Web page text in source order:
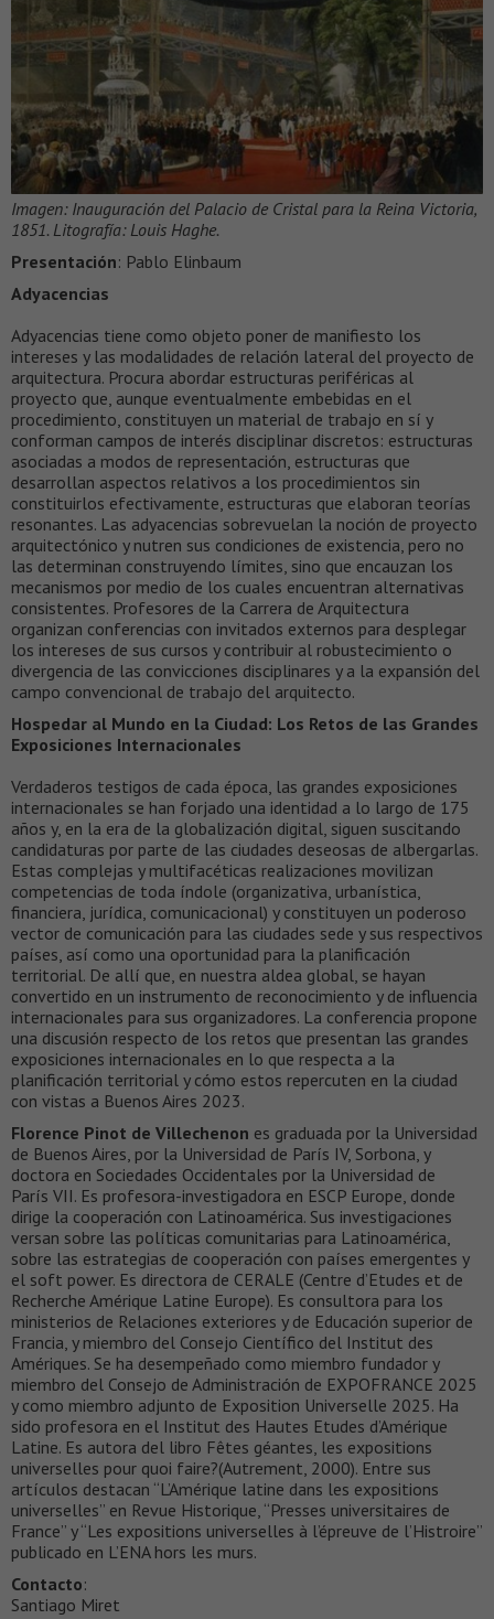
Imagen: Inauguración del Palacio de Cristal para la Reina Victoria,
1851. Litografía: Louis Haghe.
Presentación: Pablo Elinbaum
Adyacencias
Adyacencias tiene como objeto poner de manifiesto los
intereses y las modalidades de relación lateral del proyecto de
arquitectura. Procura abordar estructuras periféricas al
proyecto que, aunque eventualmente embebidas en el
procedimiento, constituyen un material de trabajo en sí y
conforman campos de interés disciplinar discretos: estructuras
asociadas a modos de representación, estructuras que
desarrollan aspectos relativos a los procedimientos sin
constituirlos efectivamente, estructuras que elaboran teorías
resonantes. Las adyacencias sobrevuelan la noción de proyecto
arquitectónico y nutren sus condiciones de existencia, pero no
las determinan construyendo límites, sino que encauzan los
mecanismos por medio de los cuales encuentran alternativas
consistentes. Profesores de la Carrera de Arquitectura
organizan conferencias con invitados externos para desplegar
los intereses de sus cursos y contribuir al robustecimiento o
divergencia de las convicciones disciplinares y a la expansión del
campo convencional de trabajo del arquitecto.
Hospedar al Mundo en la Ciudad: Los Retos de las Grandes
Exposiciones Internacionales
Verdaderos testigos de cada época, las grandes exposiciones
internacionales se han forjado una identidad a lo largo de 175
años y, en la era de la globalización digital, siguen suscitando
candidaturas por parte de las ciudades deseosas de albergarlas.
Estas complejas y multifacéticas realizaciones movilizan
competencias de toda índole (organizativa, urbanística,
financiera, jurídica, comunicacional) y constituyen un poderoso
vector de comunicación para las ciudades sede y sus respectivos
países, así como una oportunidad para la planificación
territorial. De allí que, en nuestra aldea global, se hayan
convertido en un instrumento de reconocimiento y de influencia
internacionales para sus organizadores. La conferencia propone
una discusión respecto de los retos que presentan las grandes
exposiciones internacionales en lo que respecta a la
planificación territorial y cómo estos repercuten en la ciudad
con vistas a Buenos Aires 2023.
Florence Pinot de Villechenon es graduada por la Universidad
de Buenos Aires, por la Universidad de París IV, Sorbona, y
doctora en Sociedades Occidentales por la Universidad de
París VII. Es profesora-investigadora en ESCP Europe, donde
dirige la cooperación con Latinoamérica. Sus investigaciones
versan sobre las políticas comunitarias para Latinoamérica,
sobre las estrategias de cooperación con países emergentes y
el soft power. Es directora de CERALE (Centre d’Etudes et de
Recherche Amérique Latine Europe). Es consultora para los
ministerios de Relaciones exteriores y de Educación superior de
Francia, y miembro del Consejo Científico del Institut des
Amériques. Se ha desempeñado como miembro fundador y
miembro del Consejo de Administración de EXPOFRANCE 2025
y como miembro adjunto de Exposition Universelle 2025. Ha
sido profesora en el Institut des Hautes Etudes d’Amérique
Latine. Es autora del libro Fêtes géantes, les expositions
universelles pour quoi faire?(Autrement, 2000). Entre sus
artículos destacan “L’Amérique latine dans les expositions
universelles” en Revue Historique, “Presses universitaires de
France” y “Les expositions universelles à l’épreuve de l’Histroire”
publicado en L’ENA hors les murs.
Contacto:
Santiago Miret